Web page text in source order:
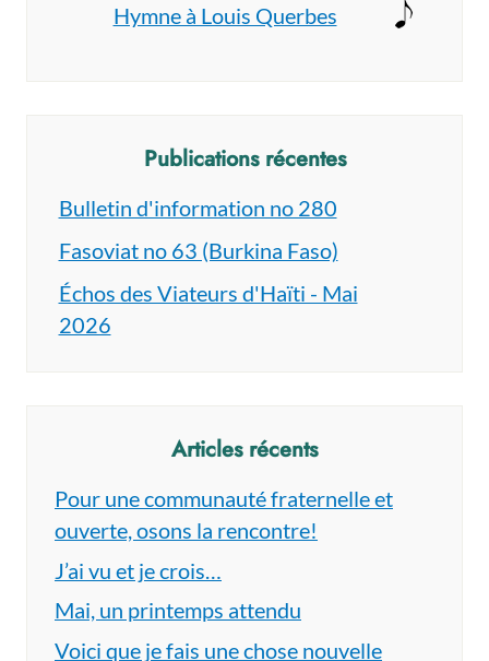
Hymne à Louis Querbes
Publications récentes
Bulletin d'information no 280
Fasoviat no 63 (Burkina Faso)
Échos des Viateurs d'Haïti - Mai
2026
Articles récents
Pour une communauté fraternelle et
ouverte, osons la rencontre!
J’ai vu et je crois…
Mai, un printemps attendu
Voici que je fais une chose nouvelle